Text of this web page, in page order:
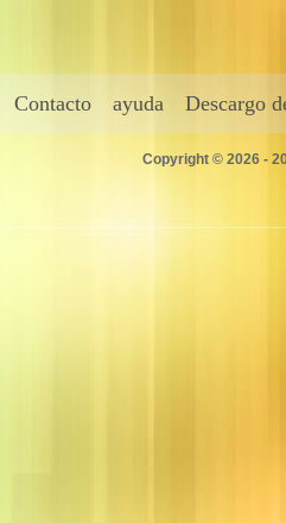
Contacto ayuda Descargo
Copyright © 2026 -